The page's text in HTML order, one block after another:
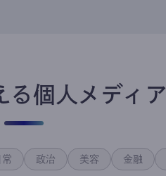
る個人メディア
常 政治 美容 金融